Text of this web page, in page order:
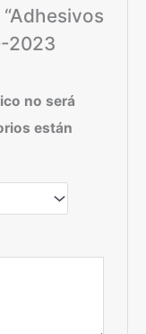
2023
no será
están